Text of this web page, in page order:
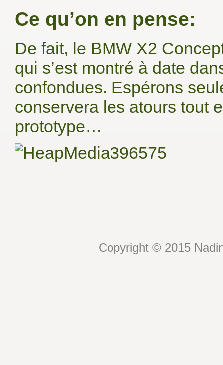
Ce qu’on en pense:
De fait, le BMW X2
qui s’est montré à date
confondues. Espérons
conservera les atours tout
prototype…
Copyright © 2015